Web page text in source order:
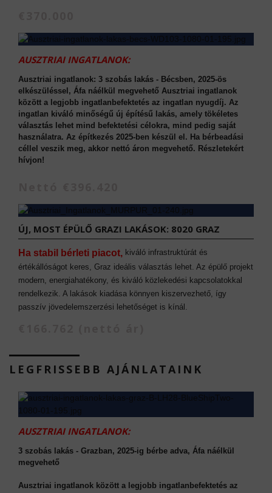
AUSZTRIAI INGATLANOK:
Ausztriai ingatlanok: 3 szobás lakás - Bécsben, 2025-ös
elkészüléssel, Áfa náélkül megvehető Ausztriai ingatlanok
között a legjobb ingatlanbefektetés az ingatlan nyugdíj. Az
ingatlan kiváló minőségű új építésű lakás, amely tökéletes
választás lehet mind befektetési célokra, mind pedig saját
használatra. Az építkezés 2025-ben készül el. Ha bérbeadási
céllel veszik meg, akkor nettó áron megvehető. Részletekért
hívjon!
ÚJ, MOST ÉPÜLŐ GRAZI LAKÁSOK: 8020 GRAZ
Ha stabil bérleti piacot, kiváló infrastruktúrát és
értékállóságot keres, Graz ideális választás lehet. Az épülő projekt
modern, energiahatékony, és kiváló közlekedési kapcsolatokkal
rendelkezik. A lakások kiadása könnyen kiszervezhető, így
passzív jövedelemszerzési lehetőséget is kínál.
LEGFRISSEBB AJÁNLATAINK
AUSZTRIAI INGATLANOK:
3 szobás lakás - Grazban, 2025-ig bérbe adva, Áfa náélkül
megvehető
Ausztriai ingatlanok között a legjobb ingatlanbefektetés az